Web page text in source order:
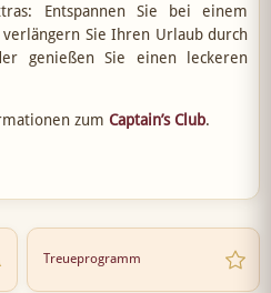
Entspannen Sie bei einem
Sie Ihren Urlaub durch
genießen Sie einen leckeren
zum Captain’s Club.
Treueprogramm